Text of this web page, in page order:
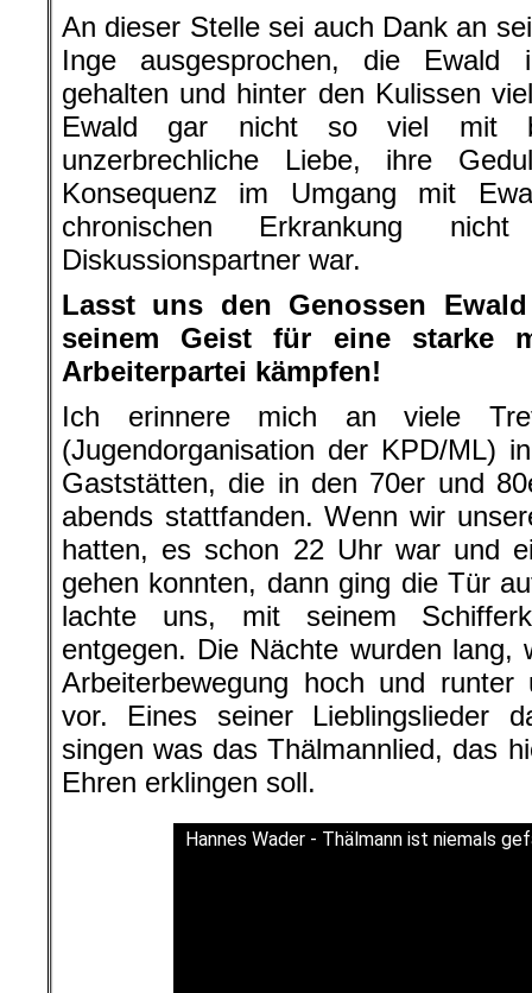
An dieser Stelle sei auch Dank an
Inge ausgesprochen, die
gehalten und hinter den Kulissen
Ewald gar nicht so viel mit
unzerbrechliche Liebe, ihre
Konsequenz im Umgang mit
chronischen Erkrankung
Diskussionspartner war.
Lasst uns den Genossen
seinem Geist für eine starke
Arbeiterpartei kämpfen!
Ich erinnere mich an viele
(Jugendorganisation der KPD/ML)
Gaststätten, die in den 70er und
abends stattfanden. Wenn wir
hatten, es schon 22 Uhr war und
gehen konnten, dann ging die Tür
lachte uns, mit seinem
entgegen. Die Nächte wurden lang,
Arbeiterbewegung hoch und
vor. Eines seiner Lieblingslieder
singen was das Thälmannlied, das
Ehren erklingen soll.
Hannes Wader - Thälmann ist niemals